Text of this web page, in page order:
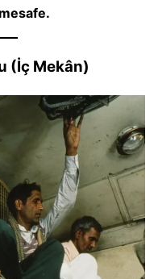
(İç Mekân)